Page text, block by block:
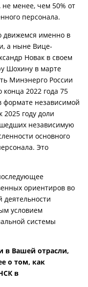
менее, чем 50% от
персонала.
движемся именно в
а ныне Вице-
Новак в своем
Шохину в марте
Минэнерго России
конца 2022 года 75
формате независимой
году доли
независимую
основного
Это
ориентиров во
деятельности
условием
системы
в Вашей отрасли,
о том, как
в